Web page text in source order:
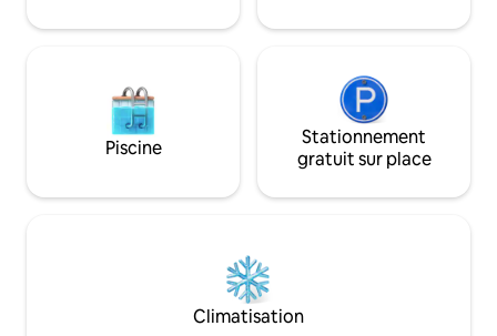
la cuarta planta de un edificio de
Piscine
Stationnement
gratuit sur place
Climatisation